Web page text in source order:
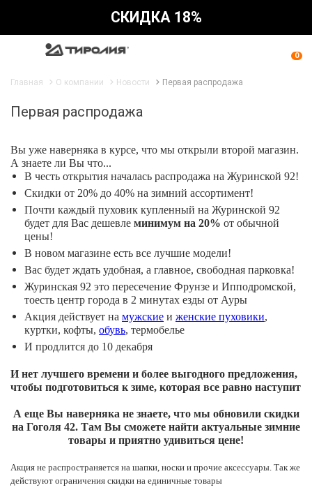
СКИДКА 18%
0
Главная О компании Новости Первая распродажа
Первая распродажа
Вы уже наверняка в курсе, что мы открыли второй магазин.
А знаете ли Вы что...
В честь открытия началась распродажа на Журинской 92!
Скидки от 20% до 40% на зимний ассортимент!
Почти каждый пуховик купленный на Журинской 92
будет для Вас дешевле минимум на 20% от обычной
цены!
В новом магазине есть все лучшие модели!
Вас будет ждать удобная, а главное, свободная парковка!
Журинская 92 это пересечение Фрунзе и Ипподромской,
тоесть центр города в 2 минутах езды от Ауры
Акция действует на мужские и женские пуховики,
куртки, кофты, обувь, термобелье
И продлится до 10 декабря
И нет лучшего времени и более выгодного предложения,
чтобы подготовиться к зиме, которая все равно наступит
А еще Вы наверняка не знаете, что мы обновили скидки
на Гоголя 42. Там Вы сможете найти актуальные зимние
товары и приятно удивиться цене!
Акция не распространяется на шапки, носки и прочие аксессуары. Так же
действуют ограничения скидки на единичные товары